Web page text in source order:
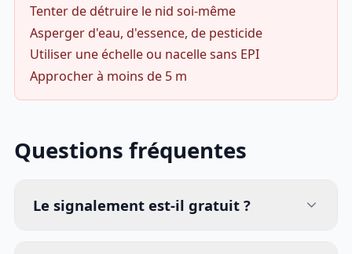
Tenter de détruire le nid soi-même
Asperger d'eau, d'essence, de pesticide
Utiliser une échelle ou nacelle sans EPI
Approcher à moins de 5 m
Questions fréquentes
Le signalement est-il gratuit ?